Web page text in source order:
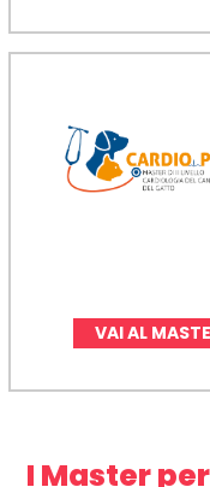
VAI AL
I Master